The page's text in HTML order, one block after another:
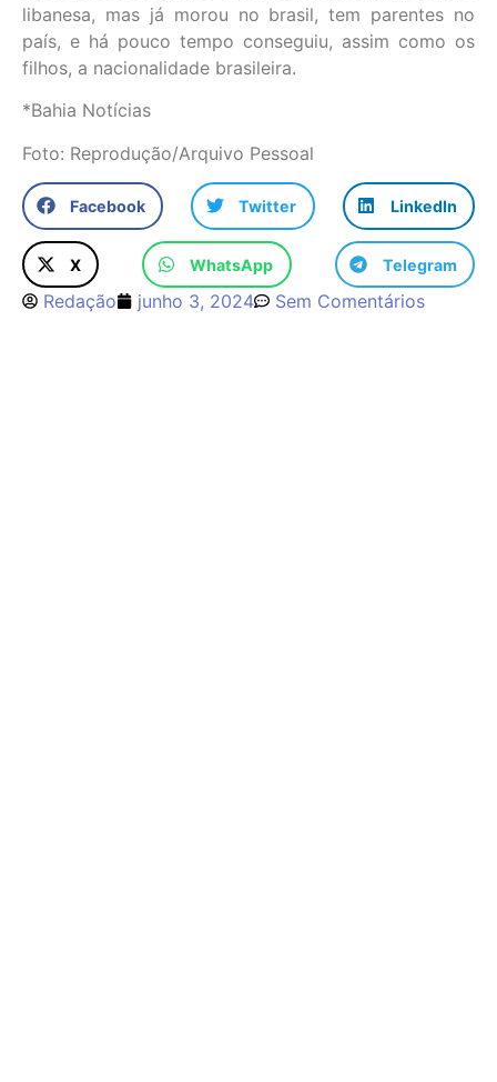
libanesa, mas já morou no brasil, tem parentes no
país, e há pouco tempo conseguiu, assim como os
filhos, a nacionalidade brasileira.
*Bahia Notícias
Foto: Reprodução/Arquivo Pessoal
Facebook Twitter LinkedIn
X WhatsApp Telegram
Redação junho 3, 2024 Sem Comentários